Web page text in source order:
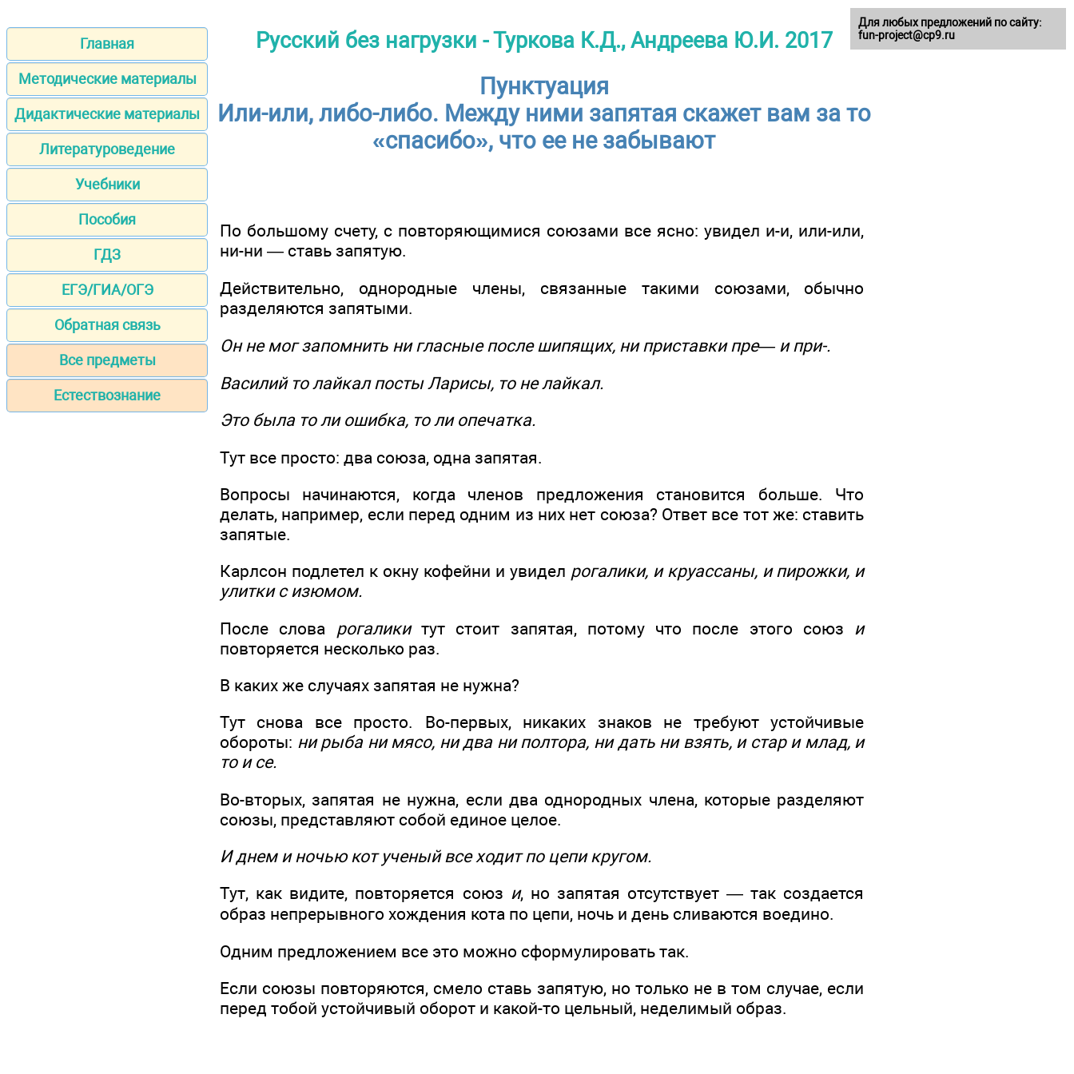
Главная
Методические материалы
Дидактические материалы
Литературоведение
Учебники
Пособия
ГДЗ
ЕГЭ/ГИА/ОГЭ
Обратная связь
Все предметы
Естествознание
Русский без нагрузки - Туркова К.Д., Андреева Ю.И. 2017
Пунктуация
Или-или, либо-либо. Между ними запятая скажет вам за то
«спасибо», что ее не забывают
По большому счету, с повторяющимися союзами все ясно: увидел и-и, или-или,
ни-ни — ставь запятую.
Действительно, однородные члены, связанные такими союзами, обычно
разделяются запятыми.
Он не мог запомнить ни гласные после шипящих, ни приставки пре— и при-.
Василий то лайкал посты Ларисы, то не лайкал.
Это была то ли ошибка, то ли опечатка.
Тут все просто: два союза, одна запятая.
Вопросы начинаются, когда членов предложения становится больше. Что
делать, например, если перед одним из них нет союза? Ответ все тот же: ставить
запятые.
Карлсон подлетел к окну кофейни и увидел рогалики, и круассаны, и пирожки, и
улитки с изюмом.
После слова рогаликитут стоит запятая, потому что после этого союз и
повторяется несколько раз.
В каких же случаях запятая не нужна?
Тут снова все просто. Во-первых, никаких знаков не требуют устойчивые
обороты: ни рыба ни мясо, ни два ни полтора, ни дать ни взять, и стар и млад, и
то и се.
Во-вторых, запятая не нужна, если два однородных члена, которые разделяют
союзы, представляют собой единое целое.
И днем и ночью кот ученый все ходит по цепи кругом.
Тут, как видите, повторяется союз и, но запятая отсутствует — так создается
образ непрерывного хождения кота по цепи, ночь и день сливаются воедино.
Одним предложением все это можно сформулировать так.
Если союзы повторяются, смело ставь запятую, но только не в том случае, если
перед тобой устойчивый оборот и какой-то цельный, неделимый образ.
Для любых предложений по сайту:
fun-project@cp9.ru